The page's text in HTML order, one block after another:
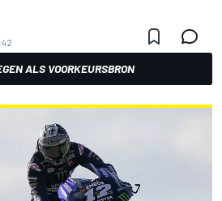
ALS VOORKEURSBRON